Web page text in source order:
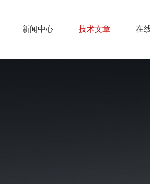
新闻中心 技术文章 在